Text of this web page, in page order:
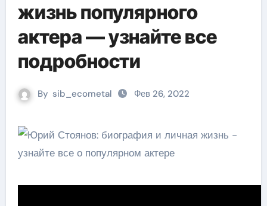
жизнь популярного
актера — узнайте все
подробности
By sib_ecometal Фев 26, 2022